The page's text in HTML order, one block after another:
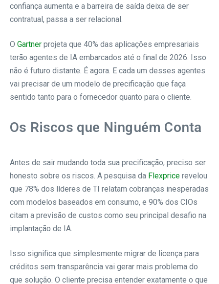
confiança aumenta e a barreira de saída deixa de ser
contratual, passa a ser relacional.
O Gartner projeta que 40% das aplicações empresariais
terão agentes de IA embarcados até o final de 2026. Isso
não é futuro distante. É agora. E cada um desses agentes
vai precisar de um modelo de precificação que faça
sentido tanto para o fornecedor quanto para o cliente.
Os Riscos que Ninguém Conta
Antes de sair mudando toda sua precificação, preciso ser
honesto sobre os riscos. A pesquisa da Flexprice revelou
que 78% dos líderes de TI relatam cobranças inesperadas
com modelos baseados em consumo, e 90% dos CIOs
citam a previsão de custos como seu principal desafio na
implantação de IA.
Isso significa que simplesmente migrar de licença para
créditos sem transparência vai gerar mais problema do
que solução. O cliente precisa entender exatamente o que